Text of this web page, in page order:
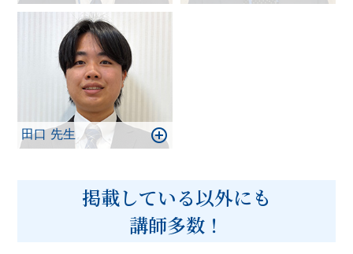
田口 先生
掲載している以外にも
講師多数！